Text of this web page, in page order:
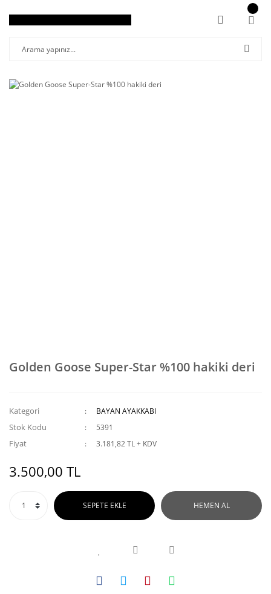
Golden Goose Super-Star %100 hakiki deri
Kategori BAYAN AYAKKABI
Stok Kodu 5391
Fiyat 3.181,82 TL + KDV
3.500,00 TL
SEPETE EKLE HEMEN AL